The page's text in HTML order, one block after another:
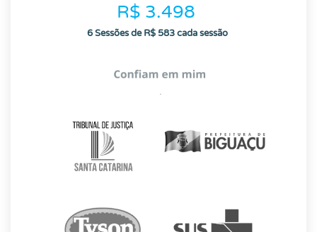
R$ 3.498
6 Sessões de R$ 583 cada sessão